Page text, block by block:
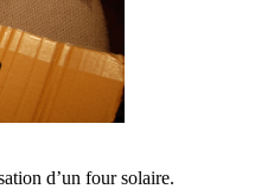
d’un four solaire.